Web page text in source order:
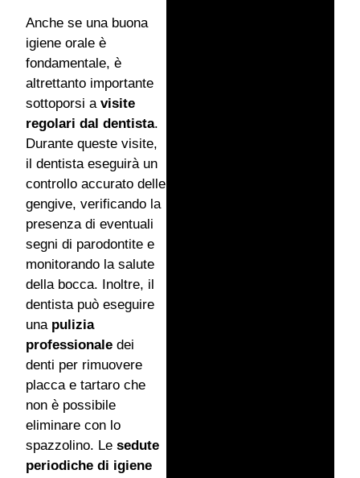
Anche se una buona
igiene orale è
fondamentale, è
altrettanto importante
sottoporsi a visite
regolari dal dentista.
Durante queste visite,
il dentista eseguirà un
controllo accurato delle
gengive, verificando la
presenza di eventuali
segni di parodontite e
monitorando la salute
della bocca. Inoltre, il
dentista può eseguire
una pulizia
professionale dei
denti per rimuovere
placca e tartaro che
non è possibile
eliminare con lo
spazzolino. Le sedute
periodiche di igiene